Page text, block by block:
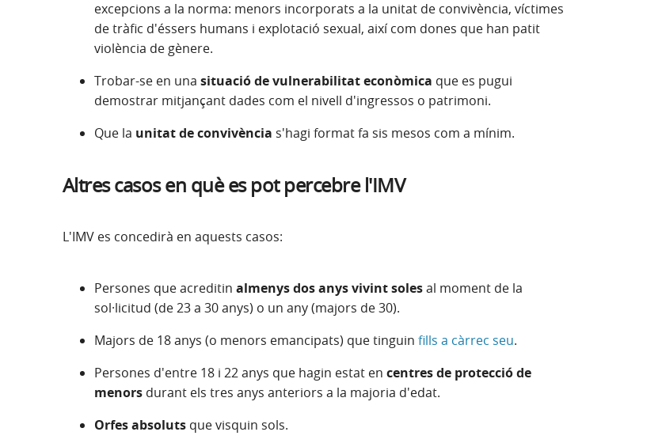
excepcions a la norma: menors incorporats a la unitat de convivència, víctimes
de tràfic d'éssers humans i explotació sexual, així com dones que han patit
violència de gènere.
Trobar-se en una situació de vulnerabilitat econòmica que es pugui
demostrar mitjançant dades com el nivell d'ingressos o patrimoni.
Que la unitat de convivència s'hagi format fa sis mesos com a mínim.
Altres casos en què es pot percebre l'IMV
L'IMV es concedirà en aquests casos:
Persones que acreditin almenys dos anys vivint solesal moment de la
sol·licitud (de 23 a 30 anys) o un any (majors de 30).
Majors de 18 anys (o menors emancipats) que tinguin fills a càrrec seu.
Persones d'entre 18 i 22 anys que hagin estat en centres de protecció de
menorsdurant els tres anys anteriors a la majoria d'edat.
Orfes absoluts que visquin sols.